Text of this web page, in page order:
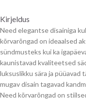
Kirjeldus
Need elegantse disainiga
kõrvarõngad on ideaalsed
sündmusteks kui ka
kaunistavad kvaliteetsed
luksuslikku sära ja püüavad
mugav disain tagavad
Need kõrvarõngad on